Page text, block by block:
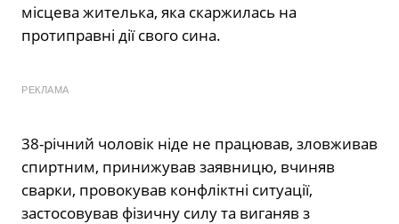
місцева жителька, яка скаржилась на
протиправні дії свого сина.
РЕКЛАМА
38-річний чоловік ніде не працював, зловживав
спиртним, принижував заявницю, вчиняв
сварки, провокував конфліктні ситуації,
застосовував фізичну силу та виганяв з